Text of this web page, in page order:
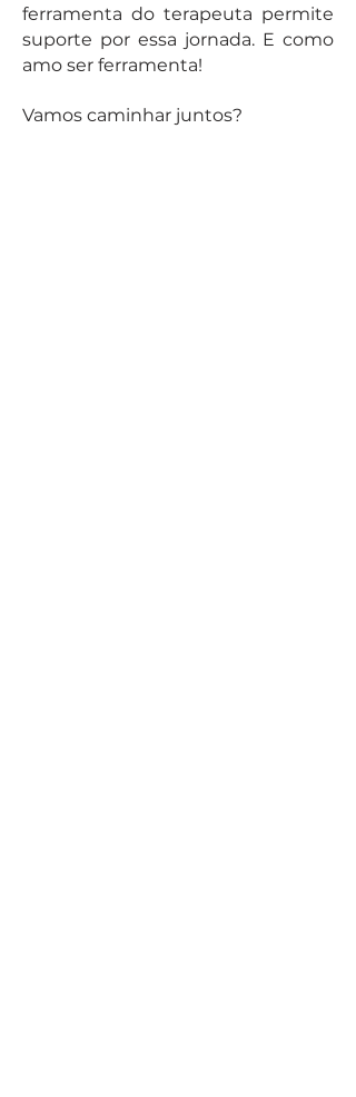
ferramenta do terapeuta permite
suporte por essa jornada. E como
amo ser ferramenta!
Vamos caminhar juntos?